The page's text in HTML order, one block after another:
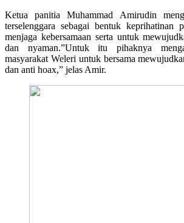
Ketua panitia Muhammad Amirudin
terselenggara sebagai bentuk keprihatinan
menjaga kebersamaan serta untuk
dan nyaman.”Untuk itu pihaknya
masyarakat Weleri untuk bersama
dan anti hoax,” jelas Amir.